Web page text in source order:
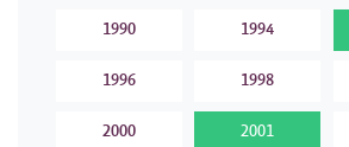
1990 1994
1996 1998
2000 2001